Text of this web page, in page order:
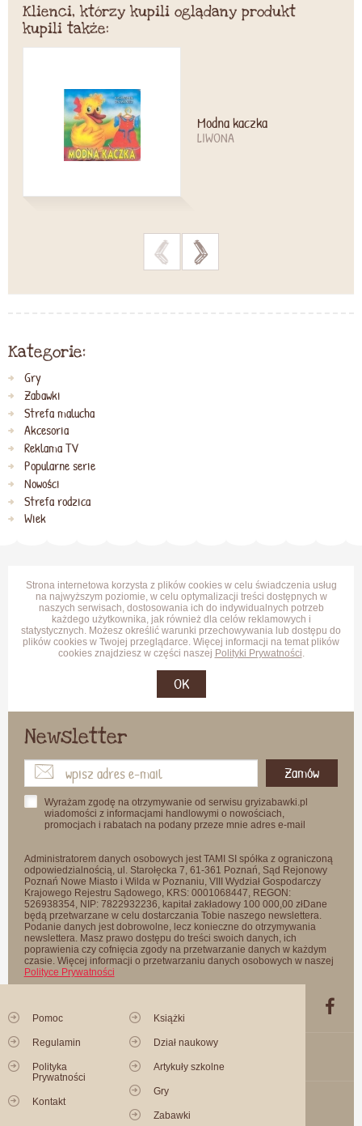
Klienci, którzy kupili oglądany produkt
kupili także:
Modna kaczka
LIWONA
> >
Kategorie:
Gry
Zabawki
Strefa malucha
Akcesoria
Reklama TV
Popularne serie
Nowości
Strefa rodzica
Wiek
Strona internetowa korzysta z plików cookies w celu świadczenia usług
na najwyższym poziomie, w celu optymalizacji treści dostępnych w
naszych serwisach, dostosowania ich do indywidualnych potrzeb
każdego użytkownika, jak również dla celów reklamowych i
statystycznych. Możesz określić warunki przechowywania lub dostępu do
plików cookies w Twojej przeglądarce. Więcej informacji na temat plików
cookies znajdziesz w części naszej Polityki Prywatności
OK
Newsletter
Zamów
Wyrażam zgodę na otrzymywanie od serwisu gryizabawki.pl
wiadomości z informacjami handlowymi o nowościach,
promocjach i rabatach na podany przeze mnie adres e-mail
Administratorem danych osobowych jest TAMI SI spółka z ograniczoną
odpowiedzialnością, ul. Starołęcka 7, 61-361 Poznań, Sąd Rejonowy
Poznań Nowe Miasto i Wilda w Poznaniu, VIII Wydział Gospodarczy
Krajowego Rejestru Sądowego, KRS: 0001068447, REGON:
526938354, NIP: 7822932236, kapitał zakładowy 100 000,00 złDane
będą przetwarzane w celu dostarczania Tobie naszego newslettera.
Podanie danych jest dobrowolne, lecz konieczne do otrzymywania
newslettera. Masz prawo dostępu do treści swoich danych, ich
poprawienia czy cofnięcia zgody na przetwarzanie danych w każdym
czasie. Więcej informacji o przetwarzaniu danych osobowych w naszej
Polityce Prywatności
Pomoc
Regulamin
Polityka
Prywatności
Kontakt
Książki
Dział naukowy
Artykuły szkolne
Gry
Zabawki